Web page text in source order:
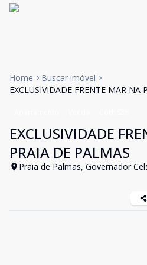
Home
Buscar imóvel
EXCLUSIVIDADE FRENTE MAR NA
EXCLUSIVIDADE
PRAIA DE PALMAS
Praia de Palmas, Governador